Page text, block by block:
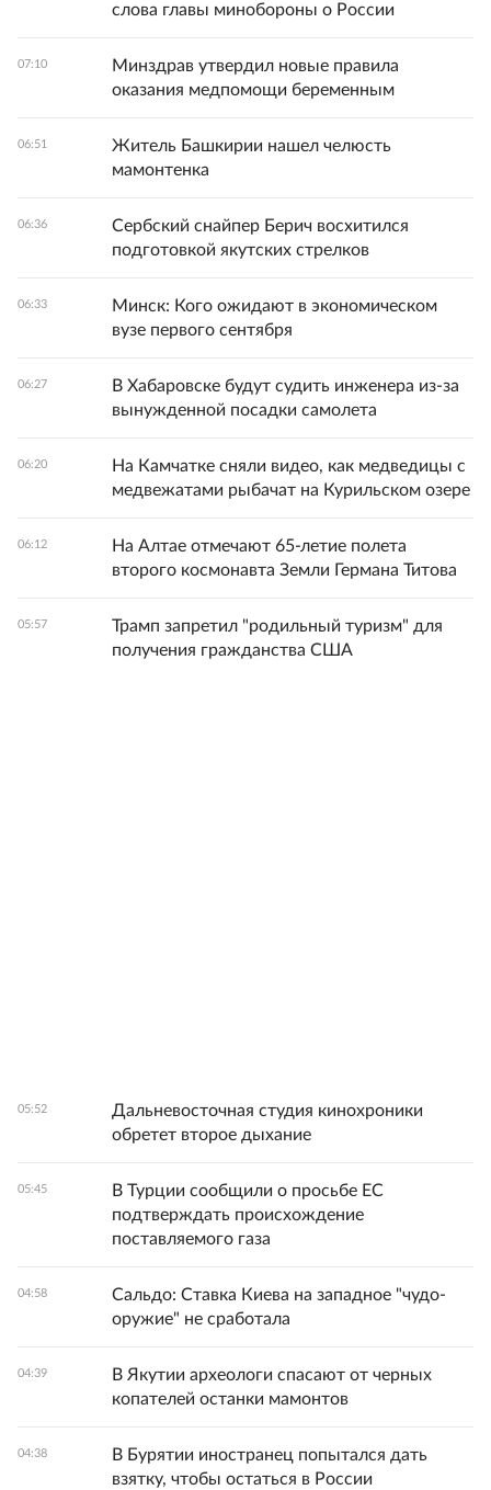
слова главы минобороны о России
07:10
Минздрав утвердил новые правила
оказания медпомощи беременным
06:51
Житель Башкирии нашел челюсть
мамонтенка
06:36
Сербский снайпер Берич восхитился
подготовкой якутских стрелков
06:33
Минск: Кого ожидают в экономическом
вузе первого сентября
06:27
В Хабаровске будут судить инженера из-за
вынужденной посадки самолета
06:20
На Камчатке сняли видео, как медведицы с
медвежатами рыбачат на Курильском озере
06:12
На Алтае отмечают 65-летие полета
второго космонавта Земли Германа Титова
05:57
Трамп запретил "родильный туризм" для
получения гражданства США
05:52
Дальневосточная студия кинохроники
обретет второе дыхание
05:45
В Турции сообщили о просьбе ЕС
подтверждать происхождение
поставляемого газа
04:58
Сальдо: Ставка Киева на западное "чудо-
оружие" не сработала
04:39
В Якутии археологи спасают от черных
копателей останки мамонтов
04:38
В Бурятии иностранец попытался дать
взятку, чтобы остаться в России